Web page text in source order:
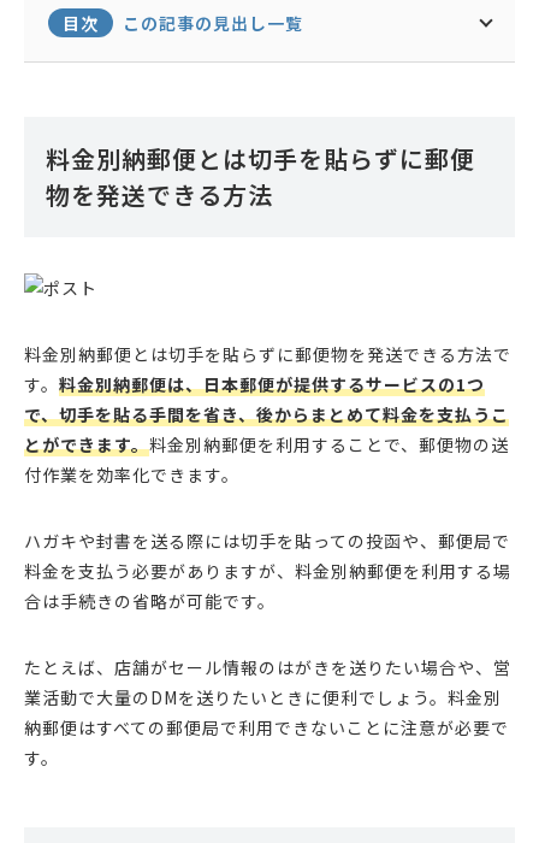
店だけでなく個人の依頼も取り扱い、数量の少ない
印刷物や小回りの利くちょっとした制作物を低価格
で制作できるよう努めている。
目次 この記事の見出し一覧
料金別納郵便とは切手を貼らずに郵便
物を発送できる方法
料金別納郵便とは切手を貼らずに郵便物を発送できる方法で
す。 料金別納郵便は、日本郵便が提供するサービスの1つ
で、切手を貼る手間を省き、後からまとめて料金を支払うこ
とができます。料金別納郵便を利用することで、郵便物の送
付作業を効率化できます。
ハガキや封書を送る際には切手を貼っての投函や、郵便局で
料金を支払う必要がありますが、料金別納郵便を利用する場
合は手続きの省略が可能です。
たとえば、店舗がセール情報のはがきを送りたい場合や、営
業活動で大量のDMを送りたいときに便利でしょう。料金別
納郵便はすべての郵便局で利用できないことに注意が必要で
す。